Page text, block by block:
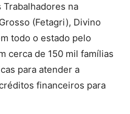
Trabalhadores na
(Fetagri), Divino
todo o estado pelo
cerca de 150 mil famílias
para atender a
financeiros para